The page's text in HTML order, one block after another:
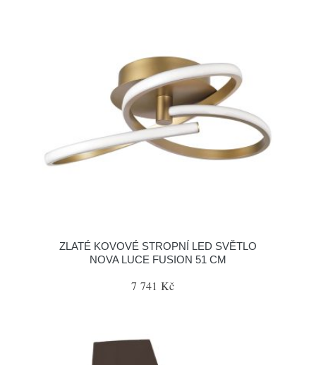
ZLATÉ KOVOVÉ STROPNÍ LED SVĚTLO
NOVA LUCE FUSION 51 CM
7 741 Kč